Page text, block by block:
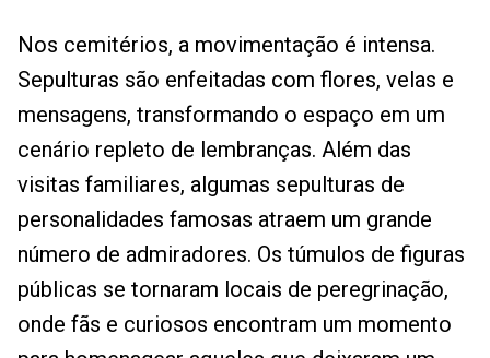
Nos cemitérios, a movimentação é intensa.
Sepulturas são enfeitadas com flores, velas e
mensagens, transformando o espaço em um
cenário repleto de lembranças. Além das
visitas familiares, algumas sepulturas de
personalidades famosas atraem um grande
número de admiradores. Os túmulos de figuras
públicas se tornaram locais de peregrinação,
onde fãs e curiosos encontram um momento